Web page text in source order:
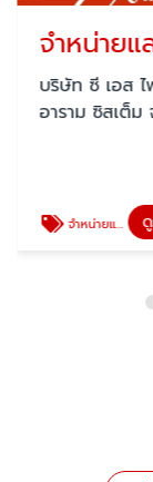
บริษัท ซี เอส ไ
อาราม ซิสเต็ม
จำหน่ายและนำเข้าอุปกรณ์ Fire Alarm